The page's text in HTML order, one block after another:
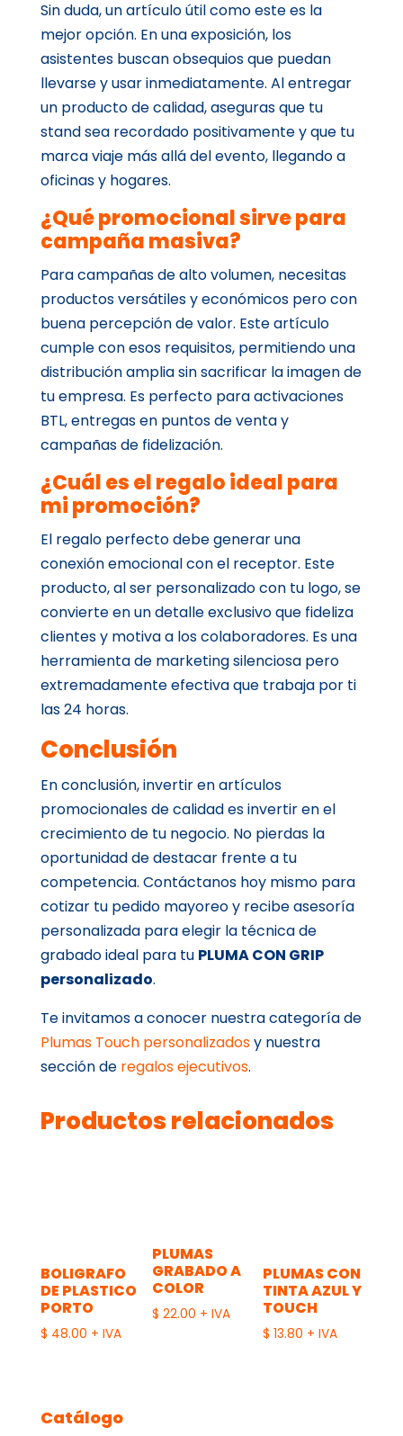
Sin duda, un artículo útil como este es la
mejor opción. En una exposición, los
asistentes buscan obsequios que puedan
llevarse y usar inmediatamente. Al entregar
un producto de calidad, aseguras que tu
stand sea recordado positivamente y que tu
marca viaje más allá del evento, llegando a
oficinas y hogares.
¿Qué promocional sirve para
campaña masiva?
Para campañas de alto volumen, necesitas
productos versátiles y económicos pero con
buena percepción de valor. Este artículo
cumple con esos requisitos, permitiendo una
distribución amplia sin sacrificar la imagen de
tu empresa. Es perfecto para activaciones
BTL, entregas en puntos de venta y
campañas de fidelización.
¿Cuál es el regalo ideal para
mi promoción?
El regalo perfecto debe generar una
conexión emocional con el receptor. Este
producto, al ser personalizado con tu logo, se
convierte en un detalle exclusivo que fideliza
clientes y motiva a los colaboradores. Es una
herramienta de marketing silenciosa pero
extremadamente efectiva que trabaja por ti
las 24 horas.
Conclusión
En conclusión, invertir en artículos
promocionales de calidad es invertir en el
crecimiento de tu negocio. No pierdas la
oportunidad de destacar frente a tu
competencia. Contáctanos hoy mismo para
cotizar tu pedido mayoreo y recibe asesoría
personalizada para elegir la técnica de
grabado ideal para tu PLUMA CON GRIP
personalizado.
Te invitamos a conocer nuestra categoría de
Plumas Touch personalizadosy nuestra
sección de regalos ejecutivos.
Productos relacionados
BOLIGRAFO
DE PLASTICO
PORTO
$ 48.00 + IVA
PLUMAS
GRABADO A
COLOR
$ 22.00 + IVA
PLUMAS CON
TINTA AZUL Y
TOUCH
$ 13.80 + IVA
Catálogo